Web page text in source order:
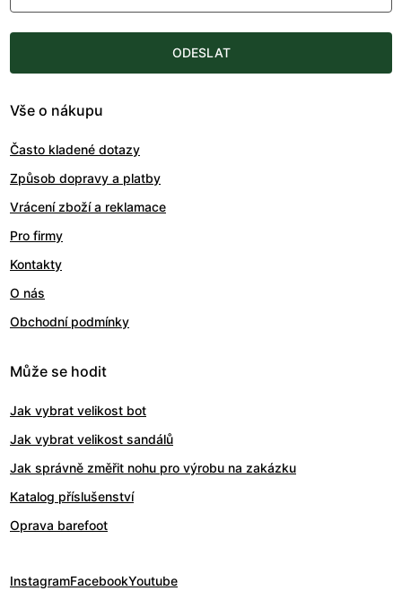
ODESLAT
Vše o nákupu
Často kladené dotazy
Způsob dopravy a platby
Vrácení zboží a reklamace
Pro firmy
Kontakty
O nás
Obchodní podmínky
Může se hodit
Jak vybrat velikost bot
Jak vybrat velikost sandálů
Jak správně změřit nohu pro výrobu na zakázku
Katalog příslušenství
Oprava barefoot
InstagramFacebookYoutube